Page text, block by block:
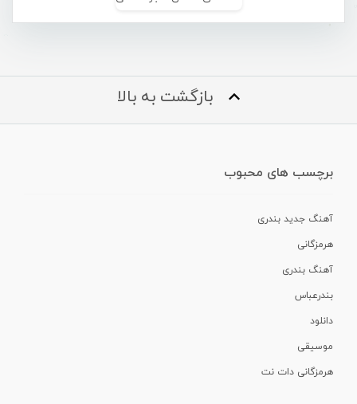
بازگشت به بالا
برچسب های محبوب
آهنگ جدید بندری
هرمزگانی
آهنگ بندری
بندرعباس
دانلود
موسیقی
هرمزگانی دات نت